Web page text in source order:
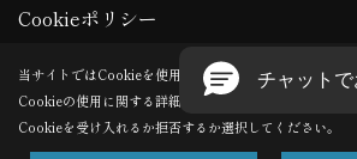
Copyright (c) GODDESS CREATE. All Rights
Produced byゴデスクリエイト
Cookieポリシー
当サイトではCookieを使用します。
Cookieの使用に関する詳細は 「プライバシーポリシー
Cookieを受け入れるか拒否するか選択してください。